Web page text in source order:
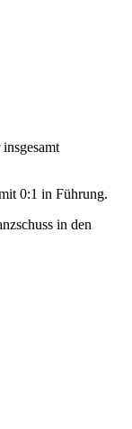
0:1 in Führung.
in den